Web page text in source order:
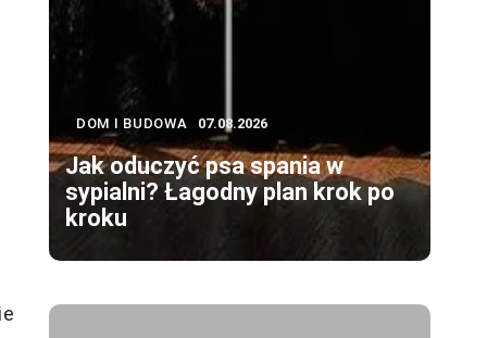
DOM I BUDOWA 07.08.2026
Jak oduczyć psa spania w
sypialni? Łagodny plan krok po
kroku